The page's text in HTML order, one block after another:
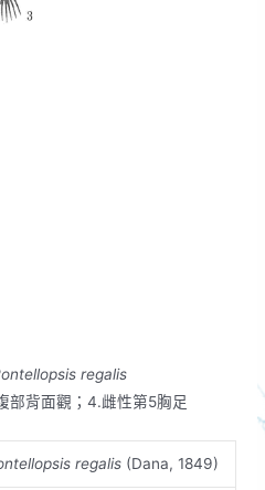
regalis
部背面觀；4.雌性第5胸足
regalis (Dana, 1849)